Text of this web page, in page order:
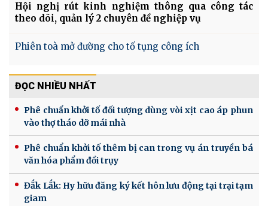
Hội nghị rút kinh nghiệm thông qua công tác
theo dõi, quản lý 2 chuyên đề nghiệp vụ
Phiên toà mở đường cho tố tụng công ích
ĐỌC NHIỀU NHẤT
Phê chuẩn khởi tố đối tượng dùng vòi xịt cao áp phun
vào thợ tháo dỡ mái nhà
Phê chuẩn khởi tố thêm bị can trong vụ án truyền bá
văn hóa phẩm đồi trụy
Đắk Lắk: Hy hữu đăng ký kết hôn lưu động tại trại tạm
giam